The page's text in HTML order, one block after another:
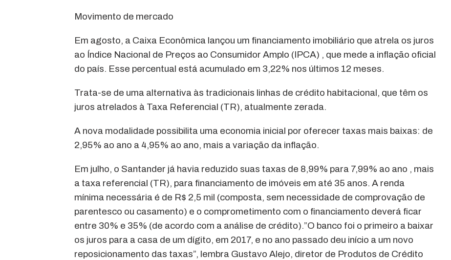
Movimento de mercado
Em agosto, a Caixa Econômica lançou um financiamento imobiliário que atrela os juros
ao Índice Nacional de Preços ao Consumidor Amplo (IPCA) , que mede a inflação oficial
do país. Esse percentual está acumulado em 3,22% nos últimos 12 meses.
Trata-se de uma alternativa às tradicionais linhas de crédito habitacional, que têm os
juros atrelados à Taxa Referencial (TR), atualmente zerada.
A nova modalidade possibilita uma economia inicial por oferecer taxas mais baixas: de
2,95% ao ano a 4,95% ao ano, mais a variação da inflação.
Em julho, o Santander já havia reduzido suas taxas de 8,99% para 7,99% ao ano , mais
a taxa referencial (TR), para financiamento de imóveis em até 35 anos. A renda
mínima necessária é de R$ 2,5 mil (composta, sem necessidade de comprovação de
parentesco ou casamento) e o comprometimento com o financiamento deverá ficar
entre 30% e 35% (de acordo com a análise de crédito).”O banco foi o primeiro a baixar
os juros para a casa de um dígito, em 2017, e no ano passado deu início a um novo
reposicionamento das taxas”, lembra Gustavo Alejo, diretor de Produtos de Crédito